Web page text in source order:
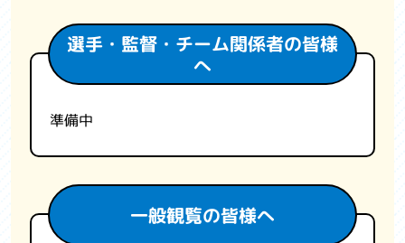
選手・監督・チーム関係者の皆様
へ
準備中
一般観覧の皆様へ